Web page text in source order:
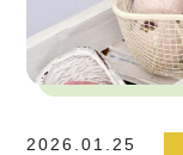
2026.01.25